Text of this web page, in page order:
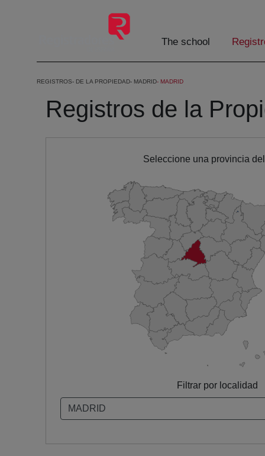
The school
REGISTROS DE LA PROPIEDAD MADRID MADRID
Registros de la
Seleccione una provincia
Filtrar por localidad